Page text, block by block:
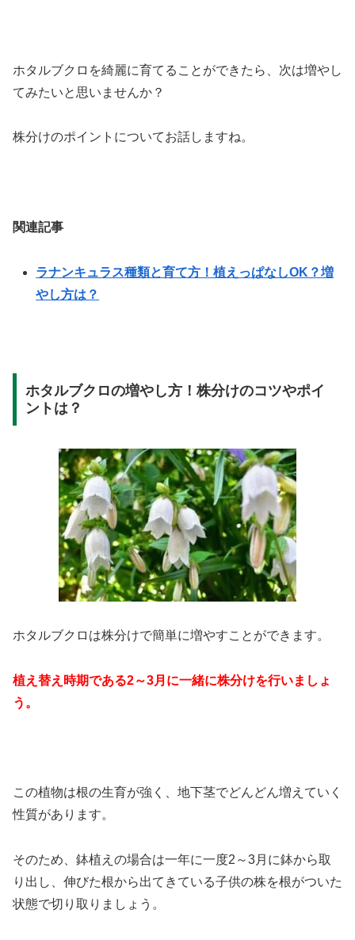
ホタルブクロを綺麗に育てることができたら、次は増やし
てみたいと思いませんか？
株分けのポイントについてお話しますね。
関連記事
ラナンキュラス種類と育て方！植えっぱなしOK？増
やし方は？
ホタルブクロの増やし方！株分けのコツやポイ
ントは？
ホタルブクロは株分けで簡単に増やすことができます。
植え替え時期である2～3月に一緒に株分けを行いましょ
う。
この植物は根の生育が強く、地下茎でどんどん増えていく
性質があります。
そのため、鉢植えの場合は一年に一度2～3月に鉢から取
り出し、伸びた根から出てきている子供の株を根がついた
状態で切り取りましょう。